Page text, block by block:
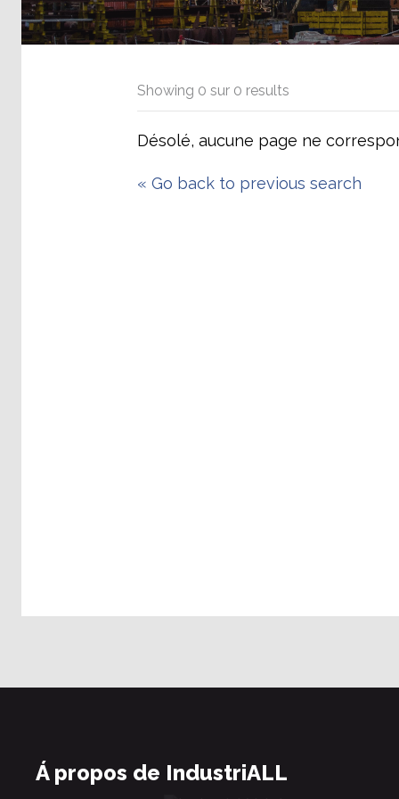
Showing 0sur 0 results
Désolé, aucune page ne
«Go back to previous search
Á propos de IndustriALL